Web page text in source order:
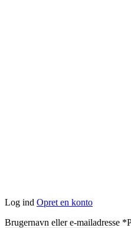
Log ind Opret en konto
Brugernavn eller e-mailadresse *